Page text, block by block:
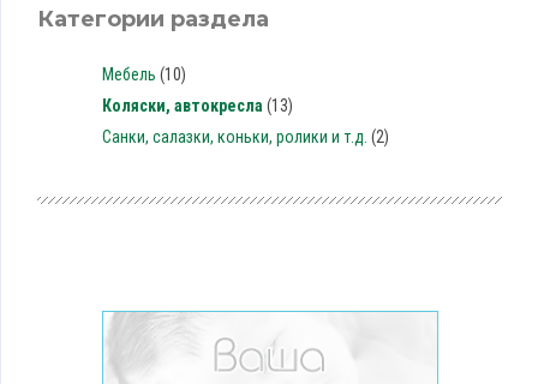
Категории раздела
Мебель (10)
Коляски, автокресла (13)
Санки, салазки, коньки, ролики и т.д. (2)